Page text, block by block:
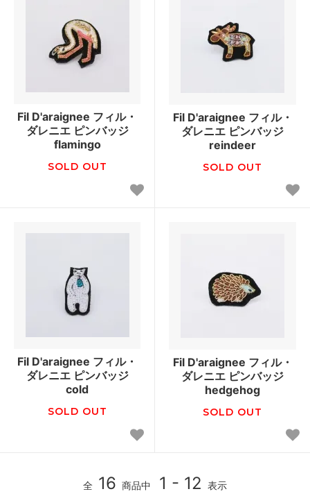
Fil D'araignee フィル・
ダレニエ ピンバッジ
flamingo
SOLD OUT
Fil D'araignee フィル・
ダレニエ ピンバッジ
reindeer
SOLD OUT
Fil D'araignee フィル・
ダレニエ ピンバッジ
cold
SOLD OUT
Fil D'araignee フィル・
ダレニエ ピンバッジ
hedgehog
SOLD OUT
全 16 商品中 1 - 12 表示